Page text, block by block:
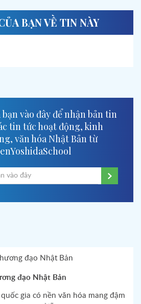
BẠN VỀ TIN NÀY
vào đây để nhận bản tin
tin tức hoạt động, kinh
văn hóa Nhật Bản từ
đạo Nhật Bản
gia có nền văn hóa mang đậm